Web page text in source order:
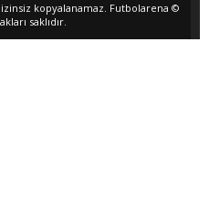
kopyalanamaz. Futbolarena ©
saklıdır.